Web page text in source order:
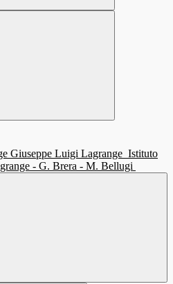
Giuseppe Luigi Lagrange Istituto
- G. Brera - M. Bellugi